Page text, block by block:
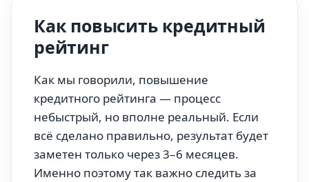
Как повысить кредитный
рейтинг
Как мы говорили, повышение
кредитного рейтинга — процесс
небыстрый, но вполне реальный. Если
всё сделано правильно, результат будет
заметен только через 3–6 месяцев.
Именно поэтому так важно следить за